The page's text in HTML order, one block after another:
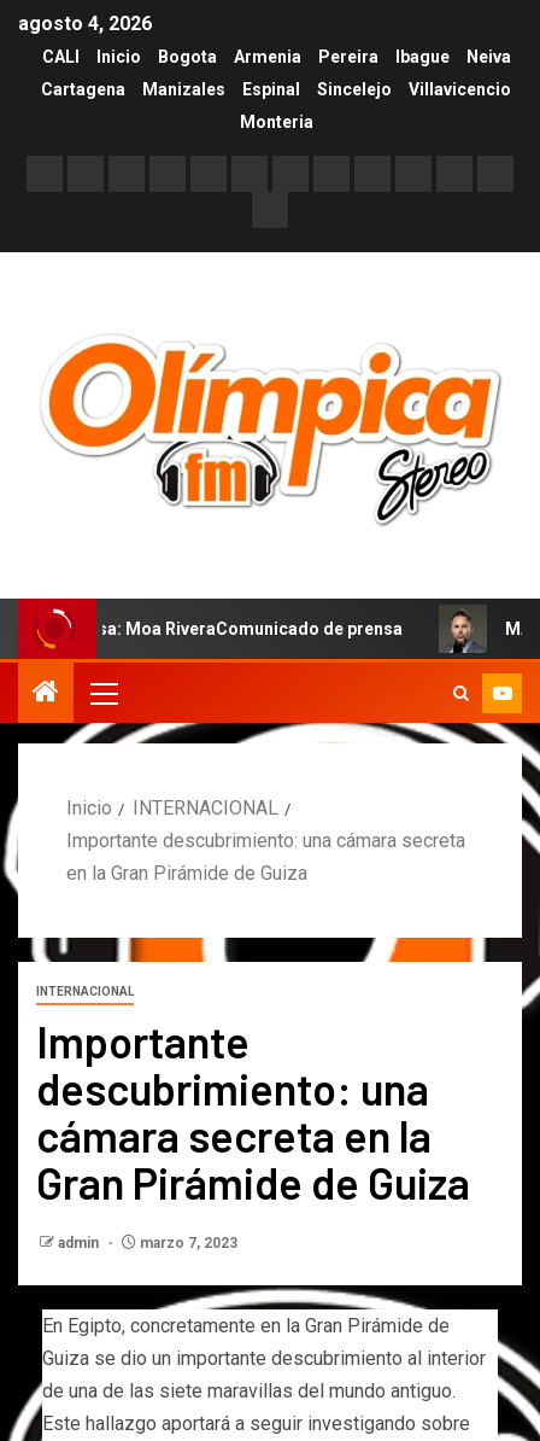
agosto 4, 2026
CALI Inicio Bogota Armenia Pereira Ibague
Neiva
Cartagena
Manizales Espinal Sincelejo
Villavicencio
Monteria
Moa RiveraComunicado de prensa MARCOS
Inicio
INTERNACIONAL
Importante descubrimiento: una cámara secreta
en la Gran Pirámide de Guiza
INTERNACIONAL
Importante
descubrimiento: una
cámara secreta en la
Gran Pirámide de Guiza
admin marzo 7, 2023
En Egipto, concretamente en la Gran Pirámide de
Guiza se dio un importante descubrimiento al interior
de una de las siete maravillas del mundo antiguo.
Este hallazgo aportará a seguir investigando sobre